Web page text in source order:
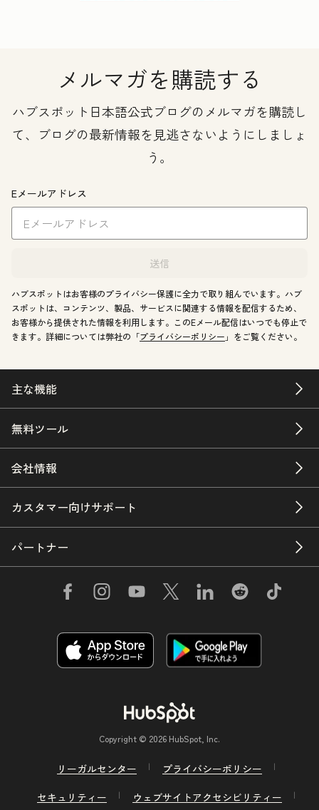
メルマガを購読する
ハブスポット日本語公式ブログのメルマガを購読し
て、ブログの最新情報を見逃さないようにしましょ
う。
Eメールアドレス
送信
ハブスポットはお客様のプライバシー保護に全力で取り組んでいます。ハブ
スポットは、コンテンツ、製品、サービスに関連する情報を配信するため、
お客様から提供された情報を利用します。このEメール配信はいつでも停止で
きます。詳細については弊社の「プライバシーポリシー 」をご覧ください。
主な機能
無料ツール
会社情報
カスタマー向けサポート
パートナー
Copyright © 2026 HubSpot, Inc.
リーガルセンター
プライバシーポリシー
セキュリティー
ウェブサイトアクセシビリティー